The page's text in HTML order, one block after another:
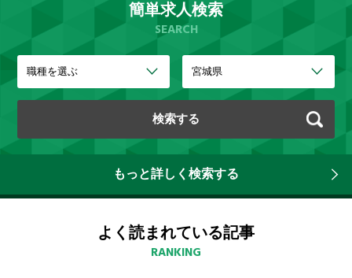
簡単求人検索
SEARCH
もっと詳しく検索する
よく読まれている記事
RANKING